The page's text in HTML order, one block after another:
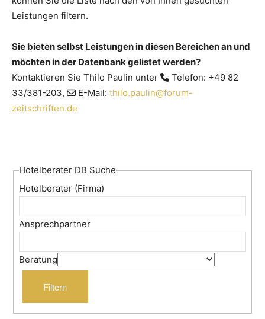
Leistungen filtern.
Sie bieten selbst Leistungen in diesen Bereichen an und
möchten in der Datenbank gelistet werden?
Kontaktieren Sie Thilo Paulin unter
Telefon: +49 82
33/381-203,
E-Mail: thilo.paulin@forum-
zeitschriften.de
Hotelberater DB Suche
Hotelberater (Firma)
Ansprechpartner
Beratung
Filtern